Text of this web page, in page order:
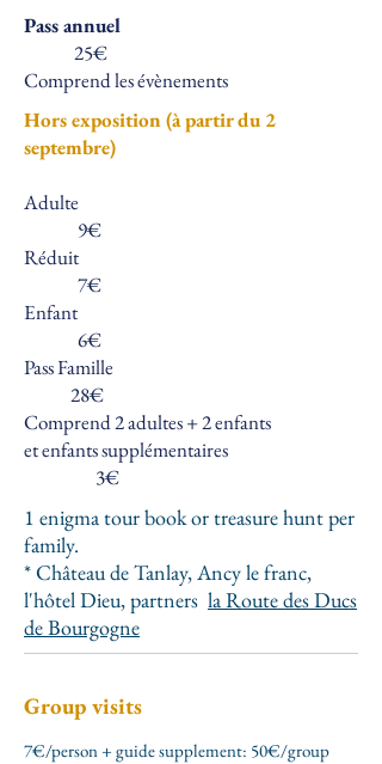
Pass annuel
25€
Comprend les évènements
Hors exposition (à partir du 2
septembre)
Adulte
9€
Réduit
7€
Enfant
6€
Pass Famille
28€
Comprend 2 adultes + 2 enfants
et enfants supplémentaires
3€
1 enigma tour book or treasure hunt per
family.
* Château de Tanlay, Ancy le franc,
l'hôtel Dieu, partners la Route des Ducs
de Bourgogne
Group visits
7€/person + guide supplement: 50€/group